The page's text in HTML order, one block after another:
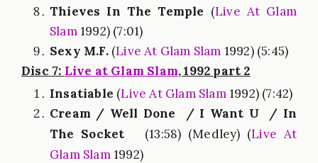
Thieves In The Temple (Live At Glam
Slam1992) (7:01)
Sexy M.F.(Live At Glam Slam 1992) (5:45)
Disc 7: Live at Glam Slam, 1992 part 2
Insatiable (Live At Glam Slam1992) (7:42)
Cream / Well Done
/ I Want U
/ In
The Socket
(13:58) (Medley) (Live At
Glam Slam1992)